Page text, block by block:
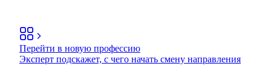
Перейти в новую профессию
Эксперт подскажет, с чего начать смену направления